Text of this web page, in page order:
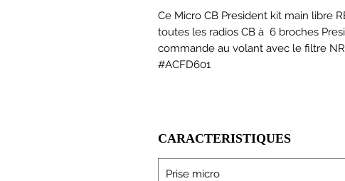
Ce Micro CB President kit main libre
toutes les radios CB à 6 broches
commande au volant avec le filtre
#ACFD601
CARACTERISTIQUES
Prise micro